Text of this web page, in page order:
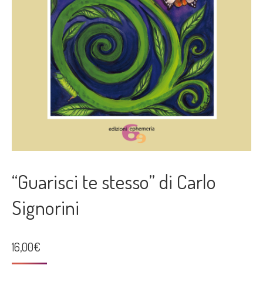
“Guarisci te stesso” di Carlo
Signorini
16,00€